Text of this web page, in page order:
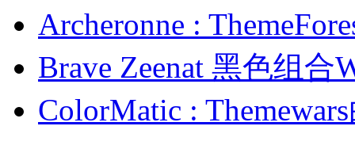
Archeronne :
Brave Zeenat 黑色组合
ColorMatic :